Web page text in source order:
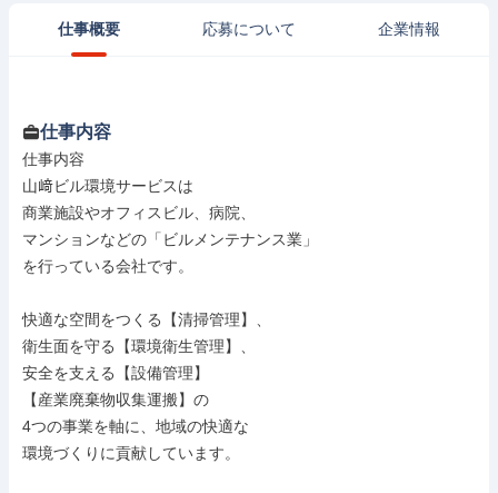
仕事概要 応募について 企業情報
仕事内容
仕事内容
山﨑ビル環境サービスは
商業施設やオフィスビル、病院、
マンションなどの「ビルメンテナンス業」
を行っている会社です。
快適な空間をつくる【清掃管理】、
衛生面を守る【環境衛生管理】、
安全を支える【設備管理】
【産業廃棄物収集運搬】の
4つの事業を軸に、地域の快適な
環境づくりに貢献しています。